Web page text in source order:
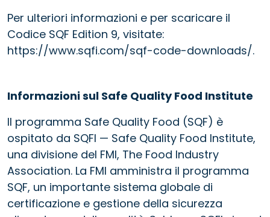
Per ulteriori informazioni e per scaricare il
Codice SQF Edition 9, visitate:
https://www.sqfi.com/sqf-code-downloads/.
Informazioni sul Safe Quality Food Institute
Il programma Safe Quality Food (SQF) è
ospitato da SQFI — Safe Quality Food Institute,
una divisione del FMI, The Food Industry
Association. La FMI amministra il programma
SQF, un importante sistema globale di
certificazione e gestione della sicurezza